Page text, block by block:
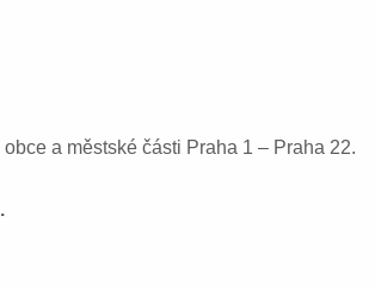
a městské části Praha 1 – Praha 22.